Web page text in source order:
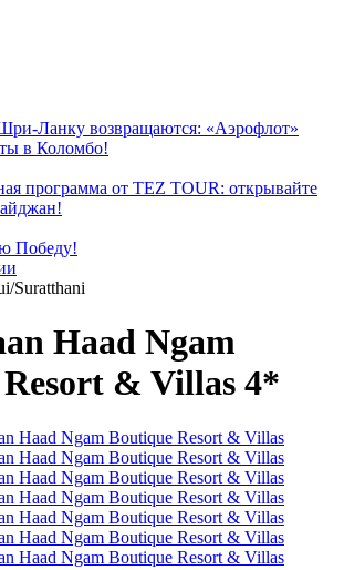
Ланку возвращаются: «Аэрофлот»
в Коломбо!
программа от TEZ TOUR: открывайте
Победу!
Suratthani
Haad Ngam
& Villas 4*